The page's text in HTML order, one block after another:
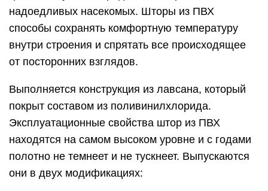
надоедливых насекомых. Шторы из ПВХ
способы сохранять комфортную температуру
внутри строения и спрятать все происходящее
от посторонних взглядов.
Выполняется конструкция из лавсана, который
покрыт составом из поливинилхлорида.
Эксплуатационные свойства штор из ПВХ
находятся на самом высоком уровне и с годами
полотно не темнеет и не тускнеет. Выпускаются
они в двух модификациях: